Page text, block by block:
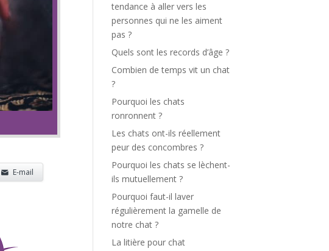
E-mail
tendance à aller vers les
personnes qui ne les aiment
pas ?
Quels sont les records d’âge ?
Combien de temps vit un chat
?
Pourquoi les chats
ronronnent ?
Les chats ont-ils réellement
peur des concombres ?
Pourquoi les chats se lèchent-
ils mutuellement ?
Pourquoi faut-il laver
régulièrement la gamelle de
notre chat ?
La litière pour chat